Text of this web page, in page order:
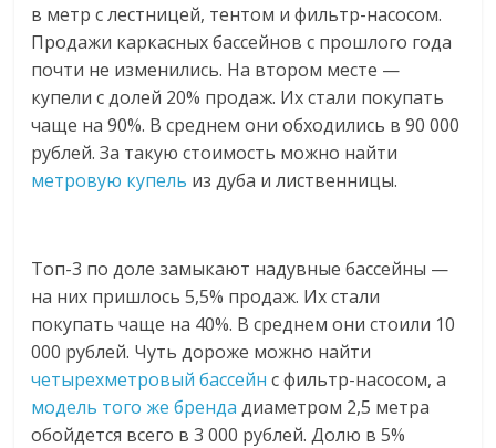
в метр с лестницей, тентом и фильтр-насосом.
Продажи каркасных бассейнов с прошлого года
почти не изменились. На втором месте —
купели с долей 20% продаж. Их стали покупать
чаще на 90%. В среднем они обходились в 90 000
рублей. За такую стоимость можно найти
метровую купель из дуба и лиственницы.
Топ-3 по доле замыкают надувные бассейны —
на них пришлось 5,5% продаж. Их стали
покупать чаще на 40%. В среднем они стоили 10
000 рублей. Чуть дороже можно найти
четырехметровый бассейн с фильтр-насосом, а
модель того же бренда диаметром 2,5 метра
обойдется всего в 3 000 рублей. Долю в 5%